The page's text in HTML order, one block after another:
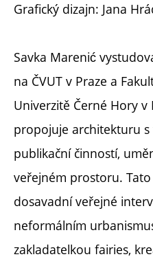
Grafický dizajn: Jana
Savka Marenić
na ČVUT v Praze a
Univerzitě Černé Hory v
propojuje architekturu
publikační činností,
veřejném prostoru.
dosavadní veřejné
neformálním
zakladatelkou fairies,